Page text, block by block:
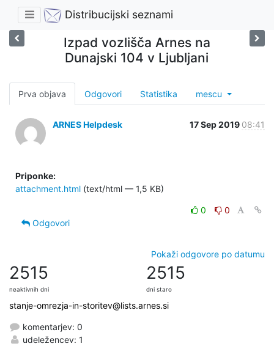
Distribucijski seznami
Izpad vozlišča Arnes na
Dunajski 104 v Ljubljani
Prva objava Odgovori Statistika mescu
ARNES Helpdesk 17 Sep 2019 08:41
Priponke:
attachment.html (text/html — 1,5 KB)
0
0
Odgovori
Pokaži odgovore po datumu
2515
neaktivnih dni
2515
dni staro
stanje-omrezja-in-storitev@lists.arnes.si
komentarjev: 0
udeležencev: 1